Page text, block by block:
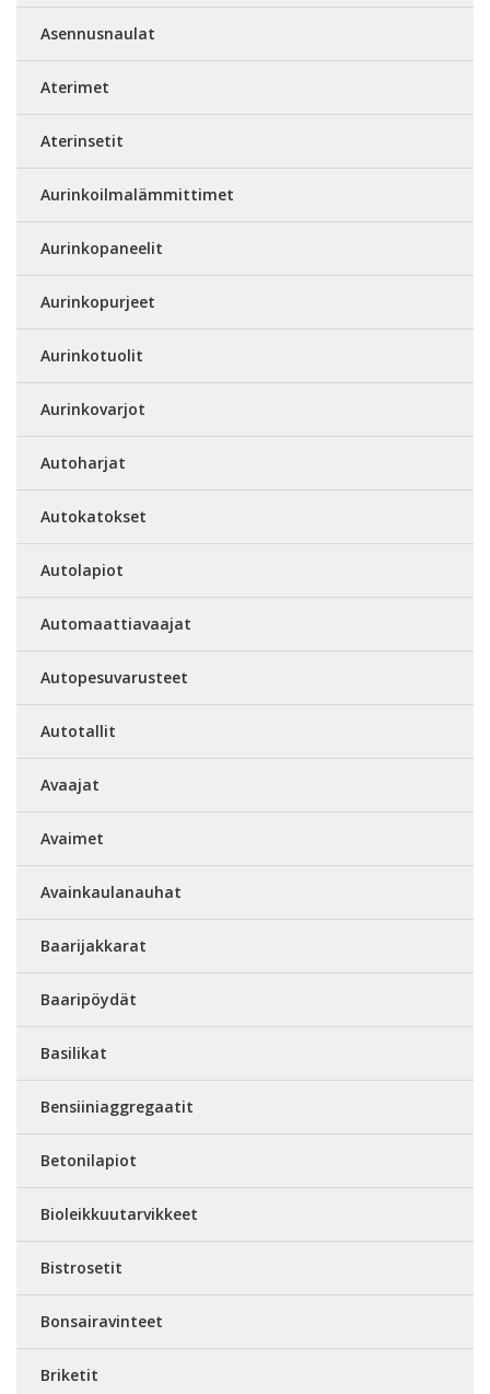
Asennusnaulat
Aterimet
Aterinsetit
Aurinkoilmalämmittimet
Aurinkopaneelit
Aurinkopurjeet
Aurinkotuolit
Aurinkovarjot
Autoharjat
Autokatokset
Autolapiot
Automaattiavaajat
Autopesuvarusteet
Autotallit
Avaajat
Avaimet
Avainkaulanauhat
Baarijakkarat
Baaripöydät
Basilikat
Bensiiniaggregaatit
Betonilapiot
Bioleikkuutarvikkeet
Bistrosetit
Bonsairavinteet
Briketit